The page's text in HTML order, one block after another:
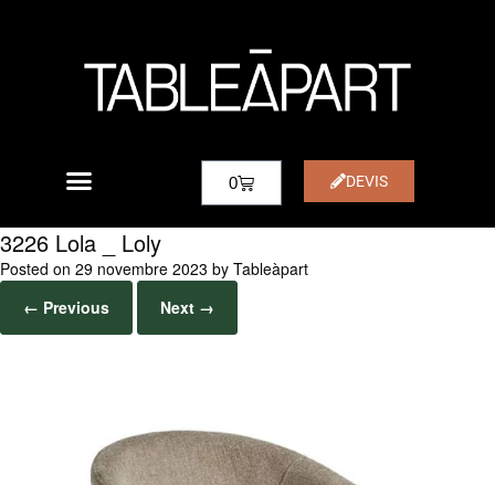
0 DEVIS
3226 Lola _ Loly
Posted on 29 novembre 2023 by Tableàpart
← Previous
Next →